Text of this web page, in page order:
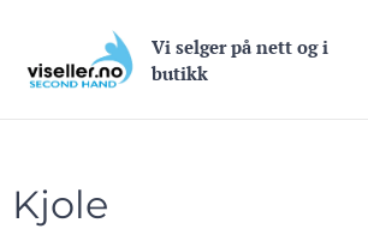
Vi selger på nett og i
butikk
Kjole